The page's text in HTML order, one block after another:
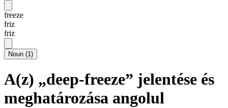
freeze
friz
friz
Noun (1)
A(z) „deep-freeze” jelentése és
meghatározása angolul